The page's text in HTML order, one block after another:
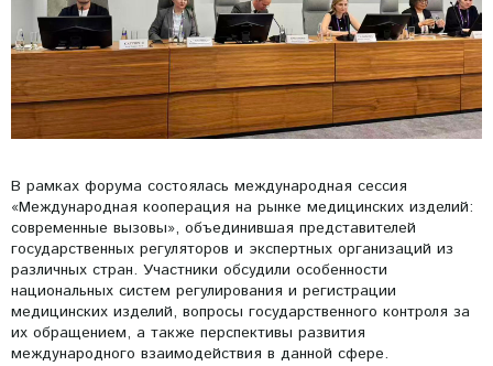
В рамках форума состоялась международная сессия
«Международная кооперация на рынке медицинских изделий:
современные вызовы», объединившая представителей
государственных регуляторов и экспертных организаций из
различных стран. Участники обсудили особенности
национальных систем регулирования и регистрации
медицинских изделий, вопросы государственного контроля за
их обращением, а также перспективы развития
международного взаимодействия в данной сфере.